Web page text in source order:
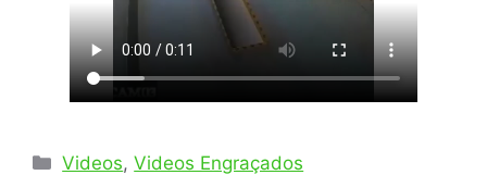
Categorias
Videos,Videos Engraçados